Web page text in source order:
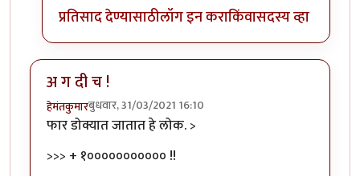
प्रतिसाद देण्यासाठीलॉग इन कराकिंवासदस्य व्हा
अ ग दी च !
हेमंतकुमारबुधवार, 31/03/2021 16:10
फार डोक्यात जातात हे लोक. >
>>> + १००००००००००० !!